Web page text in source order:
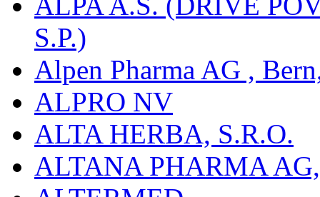
S.P.)
Alpen Pharma AG ,
ALPRO NV
ALTA HERBA, S.R.O.
ALTANA PHARMA